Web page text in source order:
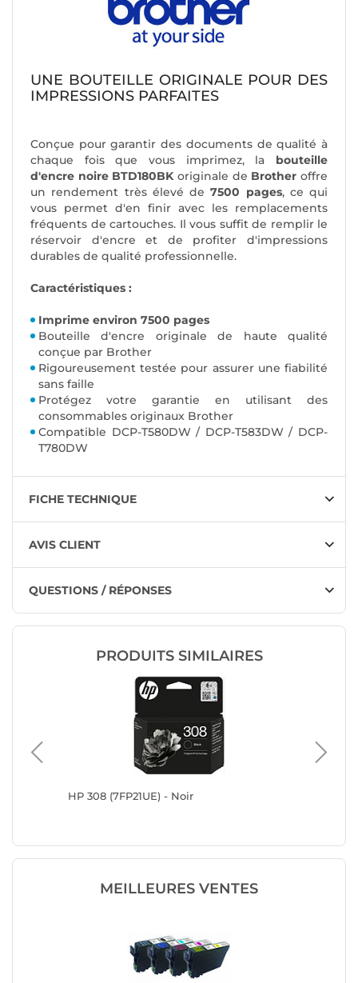
UNE BOUTEILLE ORIGINALE POUR DES
IMPRESSIONS PARFAITES
Conçue pour garantir des documents de qualité à
chaque fois que vous imprimez, la bouteille
d'encre noire BTD180BK originale de Brotheroffre
un rendement très élevé de7500 pages, ce qui
vous permet d'en finir avec les remplacements
fréquents de cartouches. Il vous suffit de remplir le
réservoir d'encre et de profiter d'impressions
durables de qualité professionnelle.
Caractéristiques :
Imprime environ 7500 pages
Bouteille d'encre originale de haute qualité
conçue par Brother
Rigoureusement testée pour assurer une fiabilité
sans faille
Protégez votre garantie en utilisant des
consommables originaux Brother
Compatible DCP-T580DW / DCP-T583DW / DCP-
T780DW
FICHE TECHNIQUE
AVIS CLIENT
QUESTIONS / RÉPONSES
PRODUITS SIMILAIRES
HP 308 (7FP21UE) - Noir
MEILLEURES VENTES